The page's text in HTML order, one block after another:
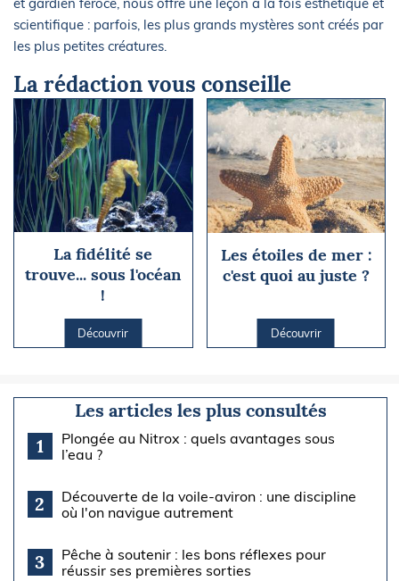
scientifique : parfois, les plus grands mystères sont créés par
les plus petites créatures.
La rédaction vous conseille
La fidélité se
trouve... sous l'océan
!
Découvrir
Les étoiles de mer :
c'est quoi au juste ?
Découvrir
Les articles les plus consultés
1
Plongée au Nitrox : quels avantages sous
l’eau ?
2
Découverte de la voile-aviron : une discipline
où l'on navigue autrement
3
Pêche à soutenir : les bons réflexes pour
réussir ses premières sorties